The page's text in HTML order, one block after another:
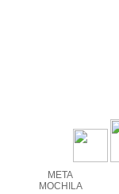
META
MOCHILA